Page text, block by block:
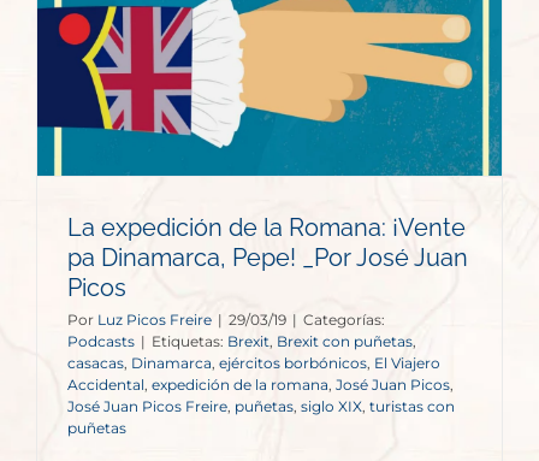
La expedición de la Romana: ¡Vente
pa Dinamarca, Pepe! _Por José Juan
Picos
Por Luz Picos Freire | 29/03/19 | Categorías:
Podcasts | Etiquetas: Brexit, Brexit con puñetas,
casacas, Dinamarca, ejércitos borbónicos, El Viajero
Accidental, expedición de la romana, José Juan Picos,
José Juan Picos Freire, puñetas, siglo XIX, turistas con
puñetas